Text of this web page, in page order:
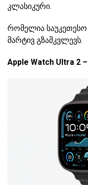
კლასიკური.
რომელია
მარტივ გზამკვლევს.
Apple Watch Ultra 2